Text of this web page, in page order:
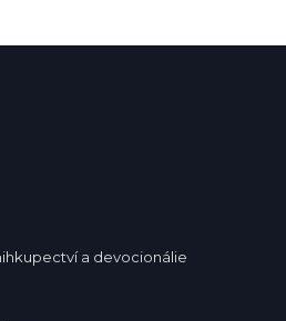
a devocionálie